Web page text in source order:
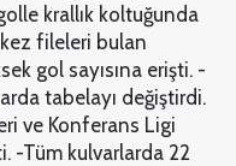
krallık koltuğunda
fileleri bulan
gol sayısına erişti. -
tabelayı değiştirdi.
ve Konferans Ligi
-Tüm kulvarlarda 22